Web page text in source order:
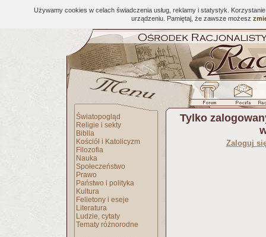
Używamy cookies w celach świadczenia usług, reklamy i statystyk.
urządzeniu. Pamiętaj, że zawsze możesz
Światopogląd
Religie i sekty
Biblia
Kościół i Katolicyzm
Filozofia
Nauka
Społeczeństwo
Prawo
Państwo i polityka
Kultura
Felietony i eseje
Literatura
Ludzie, cytaty
Tematy różnorodne
Tylko
Zaloguj